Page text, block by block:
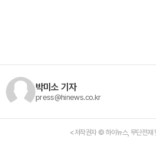
박미소 기자
press@hinews.co.kr
<저작권자 © 하이뉴스, 무단전재